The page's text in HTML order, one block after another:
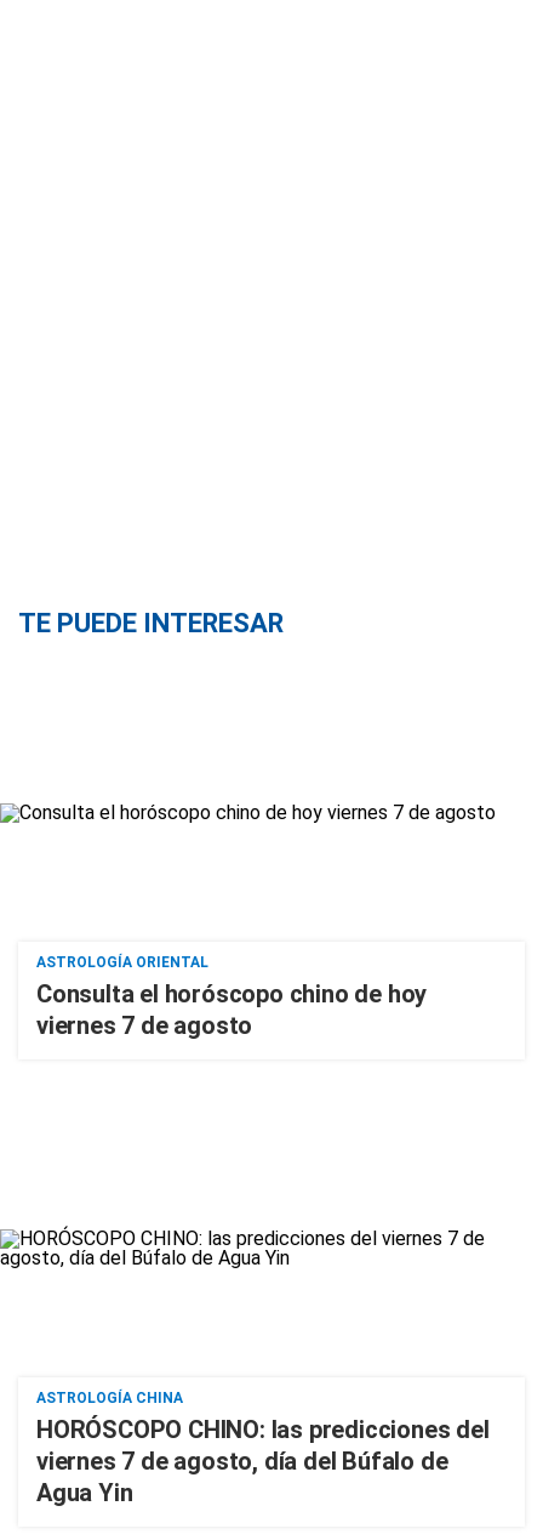
TE PUEDE INTERESAR
ASTROLOGÍA ORIENTAL
Consulta el horóscopo chino de hoy
viernes 7 de agosto
ASTROLOGÍA CHINA
HORÓSCOPO CHINO: las predicciones del
viernes 7 de agosto, día del Búfalo de
Agua Yin